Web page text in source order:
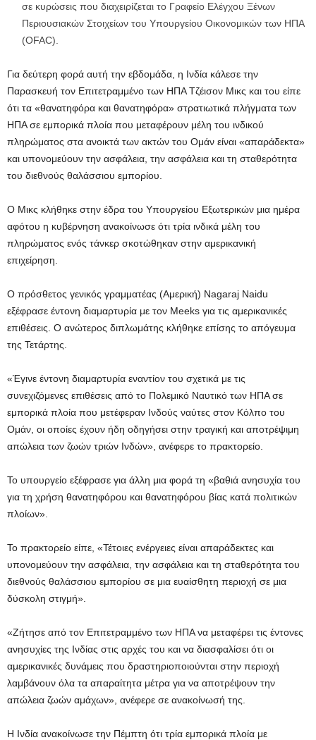
σε κυρώσεις που διαχειρίζεται το Γραφείο Ελέγχου Ξένων
Περιουσιακών Στοιχείων του Υπουργείου Οικονομικών των ΗΠΑ
(OFAC).
Για δεύτερη φορά αυτή την εβδομάδα, η Ινδία κάλεσε την
Παρασκευή τον Επιτετραμμένο των ΗΠΑ Τζέισον Μικς και του είπε
ότι τα «θανατηφόρα και θανατηφόρα» στρατιωτικά πλήγματα των
ΗΠΑ σε εμπορικά πλοία που μεταφέρουν μέλη του ινδικού
πληρώματος στα ανοικτά των ακτών του Ομάν είναι «απαράδεκτα»
και υπονομεύουν την ασφάλεια, την ασφάλεια και τη σταθερότητα
του διεθνούς θαλάσσιου εμπορίου.
Ο Μικς κλήθηκε στην έδρα του Υπουργείου Εξωτερικών μια ημέρα
αφότου η κυβέρνηση ανακοίνωσε ότι τρία ινδικά μέλη του
πληρώματος ενός τάνκερ σκοτώθηκαν στην αμερικανική
επιχείρηση.
Ο πρόσθετος γενικός γραμματέας (Αμερική) Nagaraj Naidu
εξέφρασε έντονη διαμαρτυρία με τον Meeks για τις αμερικανικές
επιθέσεις. Ο ανώτερος διπλωμάτης κλήθηκε επίσης το απόγευμα
της Τετάρτης.
«Έγινε έντονη διαμαρτυρία εναντίον του σχετικά με τις
συνεχιζόμενες επιθέσεις από το Πολεμικό Ναυτικό των ΗΠΑ σε
εμπορικά πλοία που μετέφεραν Ινδούς ναύτες στον Κόλπο του
Ομάν, οι οποίες έχουν ήδη οδηγήσει στην τραγική και αποτρέψιμη
απώλεια των ζωών τριών Ινδών», ανέφερε το πρακτορείο.
Το υπουργείο εξέφρασε για άλλη μια φορά τη «βαθιά ανησυχία του
για τη χρήση θανατηφόρου και θανατηφόρου βίας κατά πολιτικών
πλοίων».
Το πρακτορείο είπε, «Τέτοιες ενέργειες είναι απαράδεκτες και
υπονομεύουν την ασφάλεια, την ασφάλεια και τη σταθερότητα του
διεθνούς θαλάσσιου εμπορίου σε μια ευαίσθητη περιοχή σε μια
δύσκολη στιγμή».
«Ζήτησε από τον Επιτετραμμένο των ΗΠΑ να μεταφέρει τις έντονες
ανησυχίες της Ινδίας στις αρχές του και να διασφαλίσει ότι οι
αμερικανικές δυνάμεις που δραστηριοποιούνται στην περιοχή
λαμβάνουν όλα τα απαραίτητα μέτρα για να αποτρέψουν την
απώλεια ζωών αμάχων», ανέφερε σε ανακοίνωσή της.
Η Ινδία ανακοίνωσε την Πέμπτη ότι τρία εμπορικά πλοία με